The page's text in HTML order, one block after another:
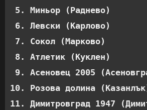
5. Миньор
6. Левски (Карлово)
7. Сокол (Марково)
8. Атлетик (Куклен)
9. Асеновец 2005
10. Розова долина
11. Димитровград